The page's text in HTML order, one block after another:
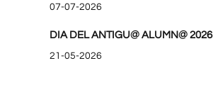
07-07-2026
DIA DEL ANTIGU@ ALUMN@ 2026
21-05-2026